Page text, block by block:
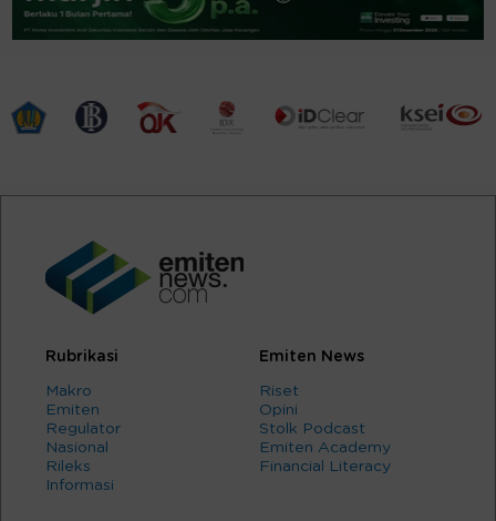
Rubrikasi
Makro
Emiten
Regulator
Nasional
Rileks
Informasi
Emiten News
Riset
Opini
Stolk Podcast
Emiten Academy
Financial Literacy